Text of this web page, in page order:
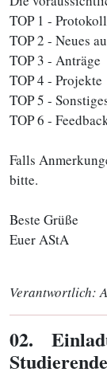
TOP 1 -
TOP 2 - Neues
TOP 3 - Anträge
TOP 4 - Projekte
TOP 5 -
TOP 6 -
Falls
bitte.
Beste Grüße
Euer AStA
Verantwortlich:
02.